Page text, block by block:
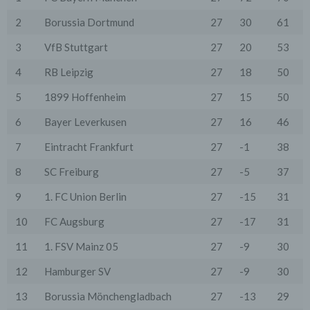
2
Borussia Dortmund 27 30
61
3
VfB Stuttgart 27 20
53
4
RB Leipzig 27 18
50
5
1899 Hoffenheim 27 15
50
6
Bayer Leverkusen 27 16
46
7
Eintracht Frankfurt 27 -1
38
8
SC Freiburg 27 -5
37
9
1. FC Union Berlin 27 -15
31
10
FC Augsburg 27 -17
31
11
1. FSV Mainz 05 27 -9
30
12
Hamburger SV 27 -9
30
13
Borussia Mönchengladbach 27 -13
29
Onlineangebotes. Wir behalten uns jedoch vor, die
Protokolldaten nachträglich zu überprüfen, wenn
Verdacht einer rechtswidrigen Nutzung besteht.
5. Cookies & Reichweitenmessung
Cookies sind Informationen, die von unserem
Browser der Nutzer übertragen und dort für einen
von Cookies im Rahmen pseudonymer
dieser Datenschutzerklärung informiert.
Die Betrachtung dieses Onlineangebotes ist auch unter
nicht möchten, dass Cookies auf ihrem Rechner
entsprechende Option in den Systemeinstellungen
ihres Browsers zu deaktivieren. Gespeicherte Cookies
können in den Systemeinstellungen des Browsers
gelöscht werden. Der Ausschluss von Cookies kann
zu Funktionseinschränkungen dieses Onlineangebotes
führen.
Es besteht die Möglichkeit, viele Online-Anzeigen-